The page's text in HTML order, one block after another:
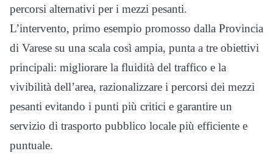
percorsi alternativi per i mezzi pesanti.
L’intervento, primo esempio promosso dalla Provincia
di Varese su una scala così ampia, punta a tre obiettivi
principali: migliorare la fluidità del traffico e la
vivibilità dell’area, razionalizzare i percorsi dei mezzi
pesanti evitando i punti più critici e garantire un
servizio di trasporto pubblico locale più efficiente e
puntuale.